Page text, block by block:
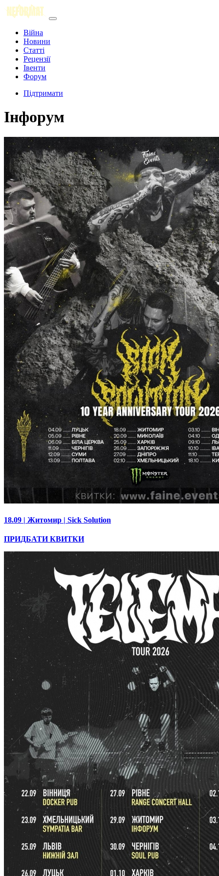
Війна
Новини
Статті
Рецензії
Івенти
Форум
Підтримати
Інфорум
18.09 | Житомир | Sick Solution
ПРИДБАТИ КВИТКИ